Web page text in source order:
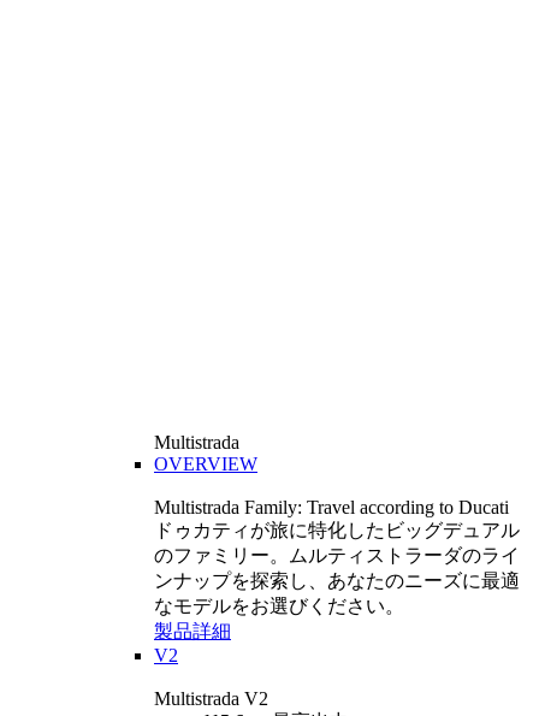
Multistrada
OVERVIEW
Multistrada Family: Travel according to Ducati
ドゥカティが旅に特化したビッグデュアル
のファミリー。ムルティストラーダのライ
ンナップを探索し、あなたのニーズに最適
なモデルをお選びください。
製品詳細
V2
Multistrada V2